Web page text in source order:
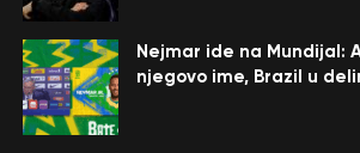
Nejmar ide na Mundijal:
njegovo ime, Brazil u